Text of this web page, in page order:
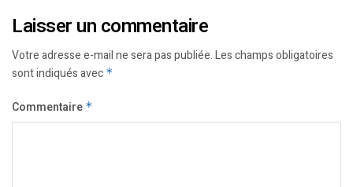
Laisser un commentaire
Votre adresse e-mail ne sera pas publiée.Les champs obligatoires
sont indiqués avec *
Commentaire *